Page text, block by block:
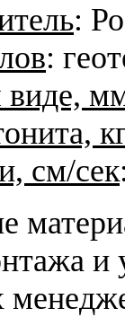
:
:
виде,
см/сек
и